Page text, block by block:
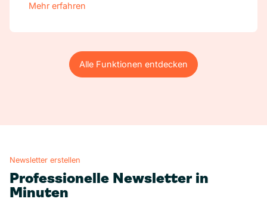
Mehr erfahren
Alle Funktionen entdecken
Alle Funktionen entdecken
Newsletter erstellen
Professionelle Newsletter in
Minuten